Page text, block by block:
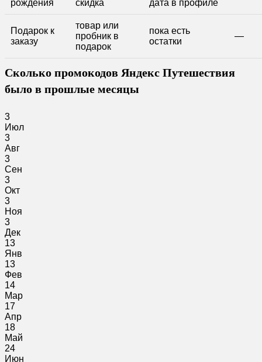
рождения скидка дата в профиле
Подарок к
заказу
товар или
пробник в
подарок
пока есть
остатки
—
Сколько промокодов Яндекс Путешествия
было в прошлые месяцы
3
Июл
3
Авг
3
Сен
3
Окт
3
Ноя
3
Дек
13
Янв
13
Фев
14
Мар
17
Апр
18
Май
24
Июн